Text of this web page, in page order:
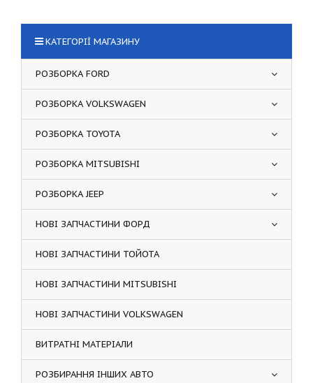
КАТЕГОРІЇ МАГАЗИНУ
РОЗБОРКА FORD
РОЗБОРКА VOLKSWAGEN
РОЗБОРКА TOYOTA
РОЗБОРКА MITSUBISHI
РОЗБОРКА JEEP
НОВІ ЗАПЧАСТИНИ ФОРД
НОВІ ЗАПЧАСТИНИ ТОЙОТА
НОВІ ЗАПЧАСТИНИ MITSUBISHI
НОВІ ЗАПЧАСТИНИ VOLKSWAGEN
ВИТРАТНІ МАТЕРІАЛИ
РОЗБИРАННЯ ІНШИХ АВТО